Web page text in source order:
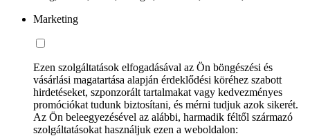
Marketing
Ezen szolgáltatások elfogadásával az Ön böngészési és
vásárlási magatartása alapján érdeklődési köréhez szabott
hirdetéseket, szponzorált tartalmakat vagy kedvezményes
promóciókat tudunk biztosítani, és mérni tudjuk azok sikerét.
Az Ön beleegyezésével az alábbi, harmadik féltől származó
szolgáltatásokat használjuk ezen a weboldalon: